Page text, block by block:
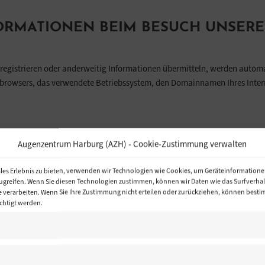
Augenzentrum Harburg (AZH) - Cookie-Zustimmung verwalten
Erlebnis zu bieten, verwenden wir Technologien wie Cookies, um
Wenn Sie diesen Technologien zustimmen, können wir Daten wie das
verarbeiten. Wenn Sie Ihre Zustimmung nicht erteilen oder zurückziehen, können
werden.
BEIM BESUCH
oder anderweitig Informationen übermitteln, werden
das verwendete Betriebssystem, den Domainnamen Ihres
der Website,
zu ziehen. Informationen dieser Art werden von uns ggfs. statistisch